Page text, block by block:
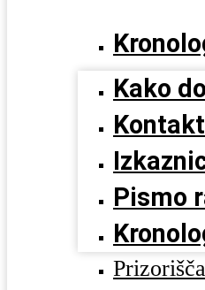
Kako
Pismo
Prizorišča